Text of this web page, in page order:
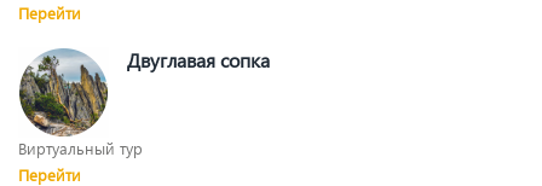
Перейти
Двуглавая сопка
Виртуальный тур
Перейти